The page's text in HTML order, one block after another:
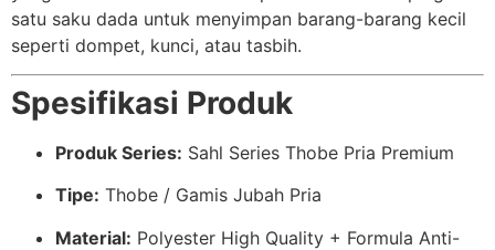
satu saku dada untuk menyimpan barang-barang kecil
seperti dompet, kunci, atau tasbih.
Spesifikasi Produk
Produk Series: Sahl Series Thobe Pria Premium
Tipe: Thobe / Gamis Jubah Pria
Material: Polyester High Quality + Formula Anti-